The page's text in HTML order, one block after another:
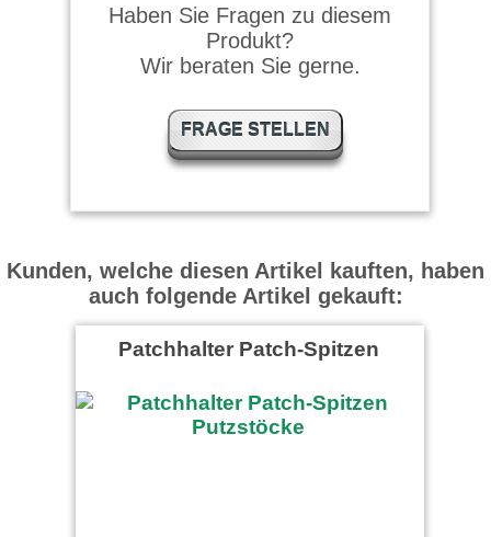
Haben Sie Fragen zu diesem
Produkt?
Wir beraten Sie gerne.
FRAGE STELLEN
Kunden, welche diesen Artikel kauften, haben
auch folgende Artikel gekauft:
Patchhalter Patch-Spitzen